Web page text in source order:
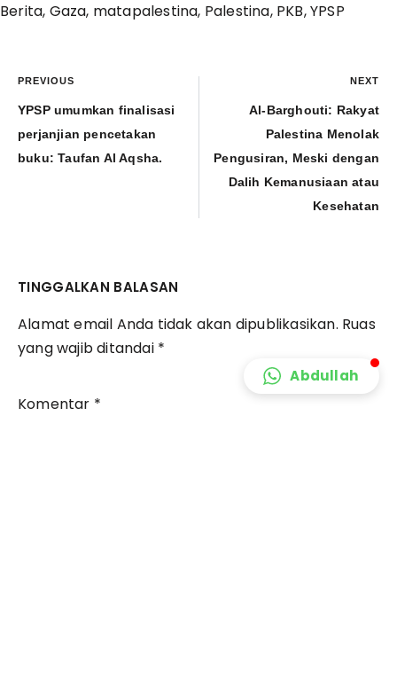
Berita, Gaza, matapalestina, Palestina, PKB,YPSP
PREVIOUS
YPSP umumkan finalisasi
perjanjian pencetakan
buku: Taufan Al Aqsha.
NEXT
Al-Barghouti: Rakyat
Palestina Menolak
Pengusiran, Meski dengan
Dalih Kemanusiaan atau
Kesehatan
TINGGALKAN BALASAN
Alamat email Anda tidak akan dipublikasikan. Ruas
yang wajib ditandai *
Komentar *
Abdullah